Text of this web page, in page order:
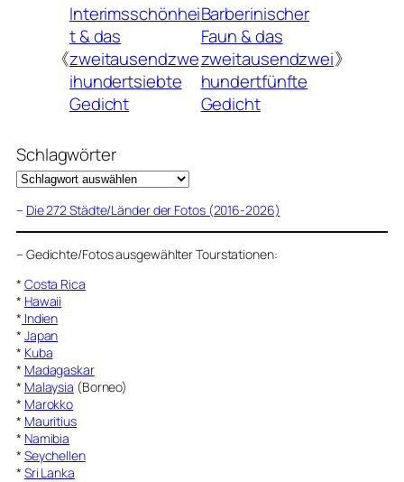
《
Interimsschönhei
t & das
zweitausendzwe
ihundertsiebte
Gedicht
Barberinischer
Faun & das
zweitausendzwei
hundertfünfte
Gedicht
》
Schlagwörter
– Die 272 Städte/Länder der Fotos (2016-2026)
– Gedichte/Fotos ausgewählter Tourstationen:
* Costa Rica
* Hawaii
* Indien
* Japan
* Kuba
* Madagaskar
* Malaysia (Borneo)
* Marokko
* Mauritius
* Namibia
* Seychellen
* Sri Lanka